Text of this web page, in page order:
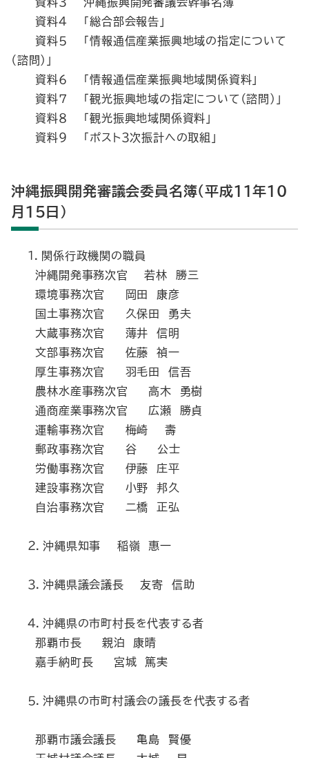
資料４ 「総合部会報告」
資料５ 「情報通信産業振興地域の指定について
（諮問）」
資料６ 「情報通信産業振興地域関係資料」
資料７ 「観光振興地域の指定について（諮問）」
資料８ 「観光振興地域関係資料」
資料９ 「ポスト３次振計への取組」
沖縄振興開発審議会委員名簿（平成11年10
月15日）
１．関係行政機関の職員
沖縄開発事務次官 若林 勝三
環境事務次官 岡田 康彦
国土事務次官 久保田 勇夫
大蔵事務次官 薄井 信明
文部事務次官 佐藤 禎一
厚生事務次官 羽毛田 信吾
農林水産事務次官 高木 勇樹
通商産業事務次官 広瀬 勝貞
運輸事務次官 梅崎 壽
郵政事務次官 谷 公士
労働事務次官 伊藤 庄平
建設事務次官 小野 邦久
自治事務次官 二橋 正弘
２．沖縄県知事 稲嶺 惠一
３．沖縄県議会議長 友寄 信助
４．沖縄県の市町村長を代表する者
那覇市長 親泊 康晴
嘉手納町長 宮城 篤実
５．沖縄県の市町村議会の議長を代表する者
那覇市議会議長 亀島 賢優